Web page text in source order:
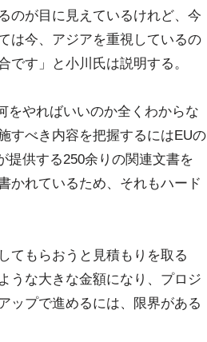
のが目に見えているけれど、今
は今、アジアを重視しているの
す」と小川氏は説明する。
をやればいいのか全くわからな
すべき内容を把握するにはEUの
提供する250余りの関連文書を
かれているため、それもハード
てもらおうと見積もりを取る
うな大きな金額になり、プロジ
ップで進めるには、限界がある